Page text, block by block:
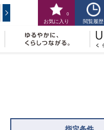
お気に入り
0
閲覧履歴